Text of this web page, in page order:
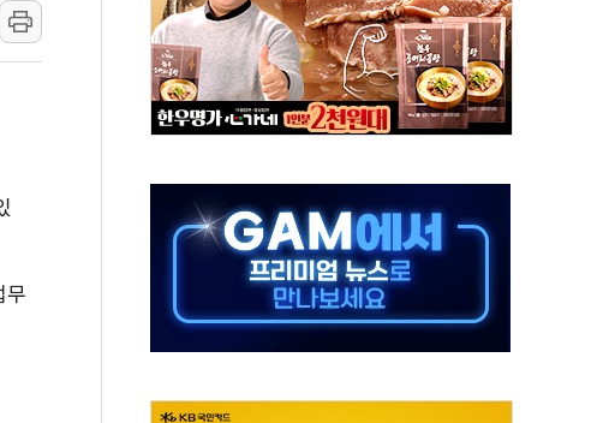
탄도미사일 1발 발사… 올해 10번째·42일 만 도발
아에 새 안보 위기… 반군·마약카르텔이 습득해 전투 활용
아닌 무해한 표면 부식 물질"
' 시즌2
무